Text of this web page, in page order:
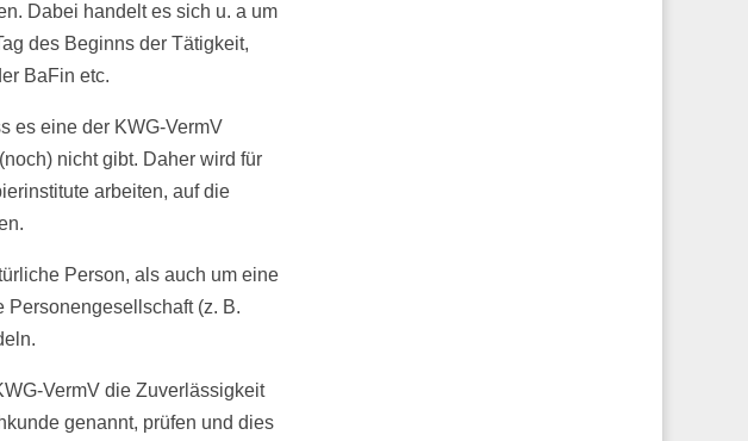
Dabei handelt es sich u. a um
des Beginns der Tätigkeit,
BaFin etc.
es eine der KWG-VermV
nicht gibt. Daher wird für
arbeiten, auf die
Person, als auch um eine
Personengesellschaft (z. B.
VermV die Zuverlässigkeit
genannt, prüfen und dies